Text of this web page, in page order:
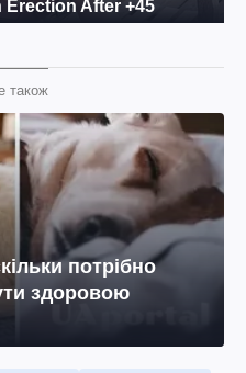
також
потрібно
здоровою